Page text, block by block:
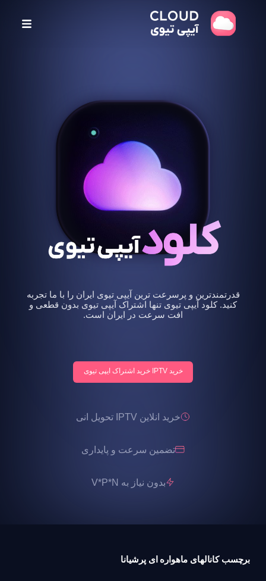
قدرتمندترین و پرسرعت ترین آیپی تیوی ایران را با ما تجربه
کنید. کلود آیپی تیوی تنها اشتراک آیپی تیوی بدون قطعی و
افت سرعت در ایران است.
خرید IPTV خرید اشتراک ایپی تیوی
خرید انلاین IPTV تحویل انی
تضمین سرعت و پایداری
بدون نیاز به V*P*N
برچسب کانالهای ماهواره ای پرشیانا